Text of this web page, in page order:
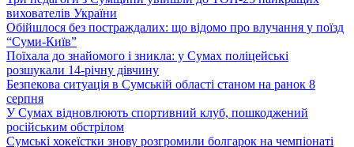
вихователів України
Обійшлося без постраждалих: що відомо про влучання у поїзд
“Суми-Київ”
Поїхала до знайомого і зникла: у Сумах поліцейські
розшукали 14-річну дівчину
Безпекова ситуація в Сумській області станом на ранок 8
серпня
У Сумах відновлюють спортивний клуб, пошкоджений
російським обстрілом
Сумські хокеїстки знову розгромили болгарок на чемпіонаті